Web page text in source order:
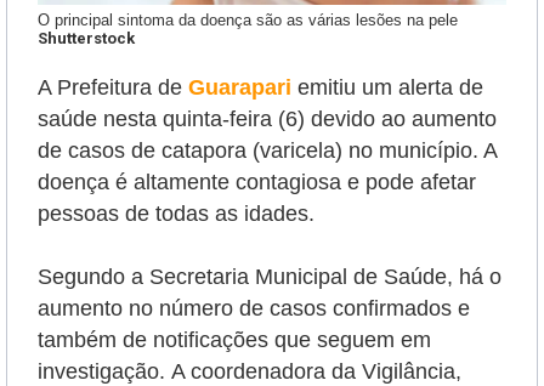
O principal sintoma da doença são as várias lesões na pele
Shutterstock
A Prefeitura de Guarapari emitiu um alerta de
saúde nesta quinta-feira (6) devido ao aumento
de casos de catapora (varicela) no município. A
doença é altamente contagiosa e pode afetar
pessoas de todas as idades.
Segundo a Secretaria Municipal de Saúde, há o
aumento no número de casos confirmados e
também de notificações que seguem em
investigação. A coordenadora da Vigilância,